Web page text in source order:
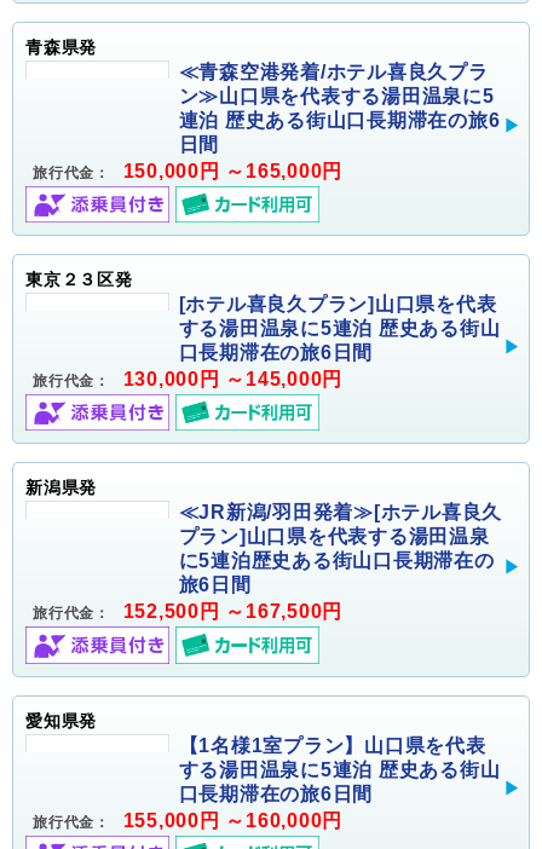
青森県発
≪青森空港発着/ホテル喜良久プラ
ン≫山口県を代表する湯田温泉に5
連泊 歴史ある街山口長期滞在の旅6
日間
旅行代金： 150,000円 ～165,000円
東京２３区発
[ホテル喜良久プラン]山口県を代表
する湯田温泉に5連泊 歴史ある街山
口長期滞在の旅6日間
旅行代金： 130,000円 ～145,000円
新潟県発
≪JR新潟/羽田発着≫[ホテル喜良久
プラン]山口県を代表する湯田温泉
に5連泊歴史ある街山口長期滞在の
旅6日間
旅行代金： 152,500円 ～167,500円
愛知県発
【1名様1室プラン】山口県を代表
する湯田温泉に5連泊 歴史ある街山
口長期滞在の旅6日間
旅行代金： 155,000円 ～160,000円